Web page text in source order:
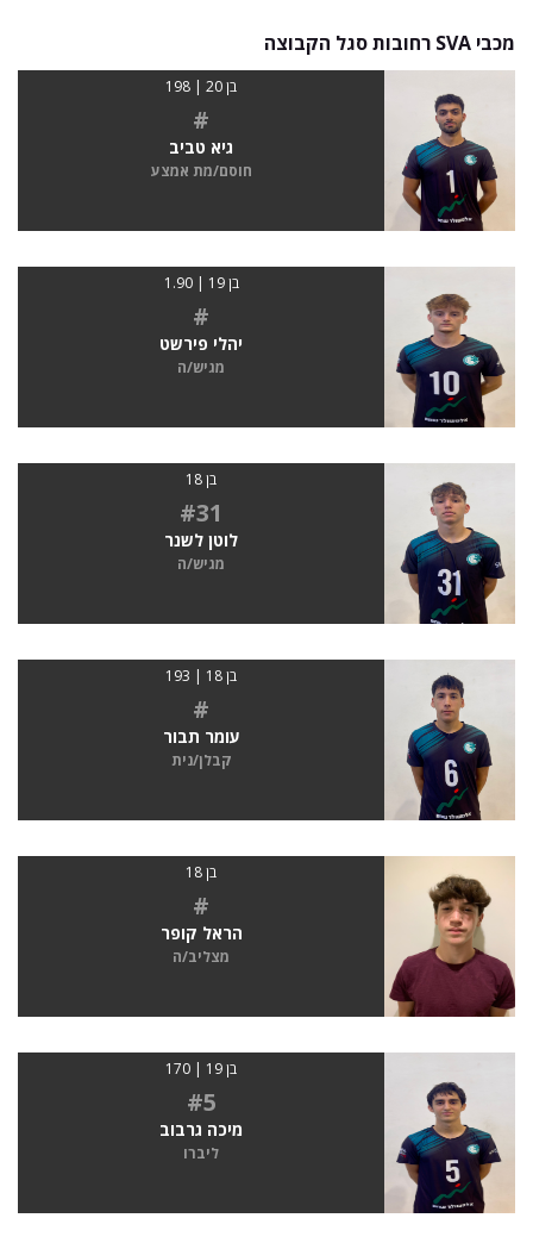
מכבי SVA רחובות סגל הקבוצה
בן 20 | 198
#
גיא טביב
חוסם/מת אמצע
בן 19 | 1.90
#
יהלי פירשט
מגיש/ה
בן 18
#31
לוטן לשנר
מגיש/ה
בן 18 | 193
#
עומר תבור
קבלן/נית
בן 18
#
הראל קופר
מצליב/ה
בן 19 | 170
#5
מיכה גרבוב
ליברו